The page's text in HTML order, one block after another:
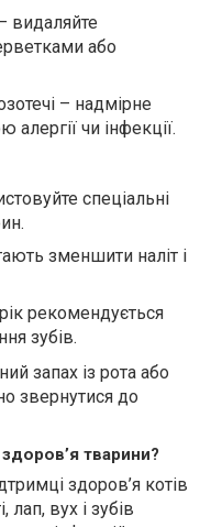
видаляйте
або
– надмірне
чи інфекції.
спеціальні
зменшити наліт і
рекомендується
зубів.
запах із рота або
звернутися до
тварини?
здоров’я котів
вух і зубів